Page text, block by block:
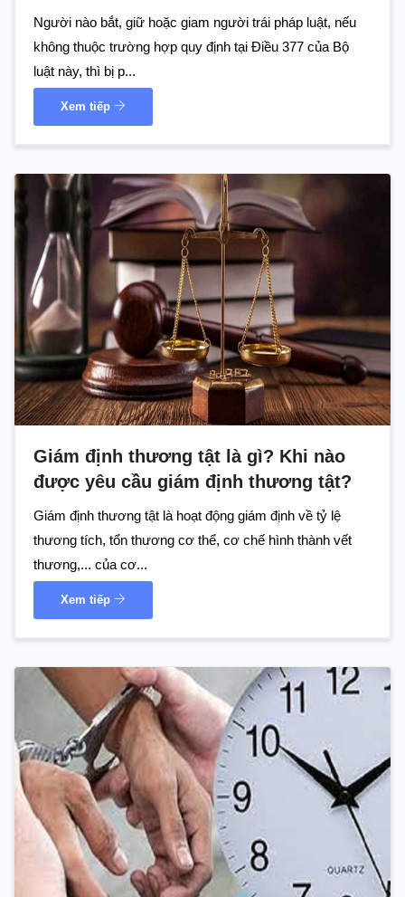
Người nào bắt, giữ hoặc giam người trái pháp luật, nếu
không thuộc trường hợp quy định tại Điều 377 của Bộ
luật này, thì bị p...
Xem tiếp
Giám định thương tật là gì? Khi nào
được yêu cầu giám định thương tật?
Giám định thương tật là hoạt động giám định về tỷ lệ
thương tích, tổn thương cơ thể, cơ chế hình thành vết
thương,... của cơ...
Xem tiếp